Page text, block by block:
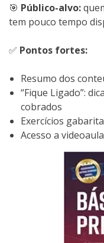
🎯 Público-alvo:
tem pouco tempo
✅ Pontos fortes:
Resumo dos
“Fique Ligado”:
cobrados
Exercícios
Acesso a